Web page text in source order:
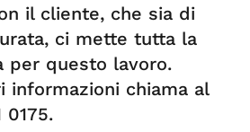
il cliente, che sia di
ci mette tutta la
per questo lavoro.
informazioni chiama al
0175.